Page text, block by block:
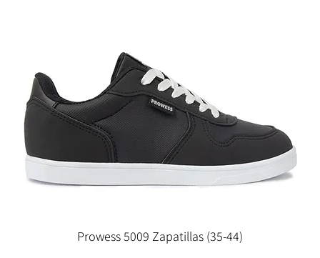
Prowess 5009 Zapatillas (35-44)